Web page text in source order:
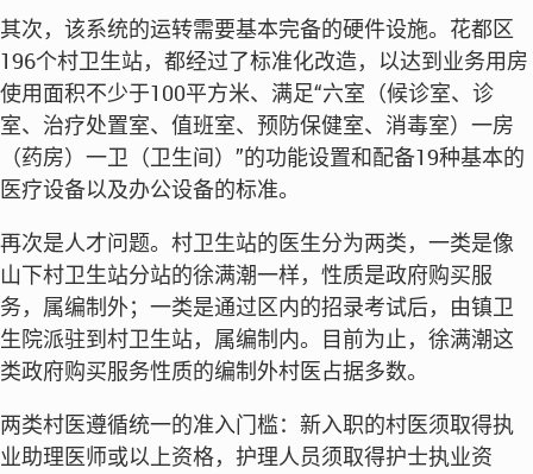
其次，该系统的运转需要基本完备的硬件设施。花都区
196个村卫生站，都经过了标准化改造，以达到业务用房
使用面积不少于100平方米、满足“六室（候诊室、诊
室、治疗处置室、值班室、预防保健室、消毒室）一房
（药房）一卫（卫生间）”的功能设置和配备19种基本的
医疗设备以及办公设备的标准。
再次是人才问题。村卫生站的医生分为两类，一类是像
山下村卫生站分站的徐满潮一样，性质是政府购买服
务，属编制外；一类是通过区内的招录考试后，由镇卫
生院派驻到村卫生站，属编制内。目前为止，徐满潮这
类政府购买服务性质的编制外村医占据多数。
两类村医遵循统一的准入门槛：新入职的村医须取得执
业助理医师或以上资格，护理人员须取得护士执业资